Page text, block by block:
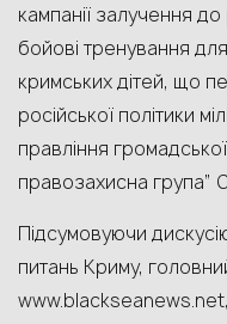
кампанії залучення до
бойові тренування
кримських дітей, що
російської політики
правління
правозахисна група”
Підсумовуючи
питань Криму,